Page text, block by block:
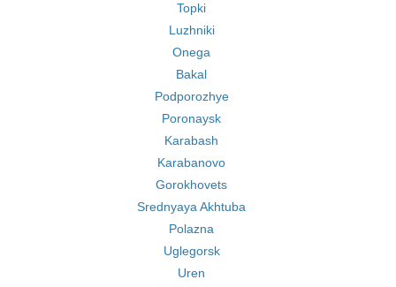
Topki
Luzhniki
Onega
Bakal
Podporozhye
Poronaysk
Karabash
Karabanovo
Gorokhovets
Srednyaya Akhtuba
Polazna
Uglegorsk
Uren